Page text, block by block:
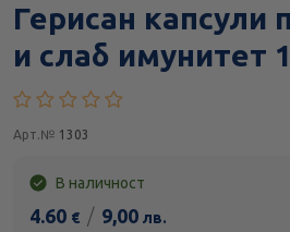
Герисан капсули
и слаб имунитет
Арт.№ 1303
В наличност
4.60 € / 9,00 лв.